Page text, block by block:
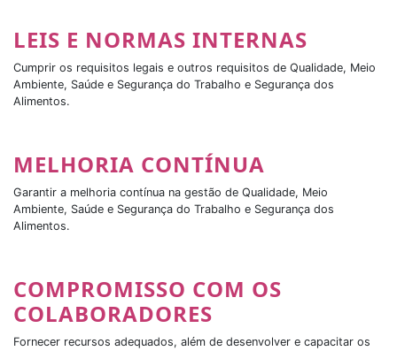
LEIS E NORMAS INTERNAS
Cumprir os requisitos legais e outros requisitos de Qualidade, Meio
Ambiente, Saúde e Segurança do Trabalho e Segurança dos
Alimentos.
MELHORIA CONTÍNUA
Garantir a melhoria contínua na gestão de Qualidade, Meio
Ambiente, Saúde e Segurança do Trabalho e Segurança dos
Alimentos.
COMPROMISSO COM OS
COLABORADORES
Fornecer recursos adequados, além de desenvolver e capacitar os